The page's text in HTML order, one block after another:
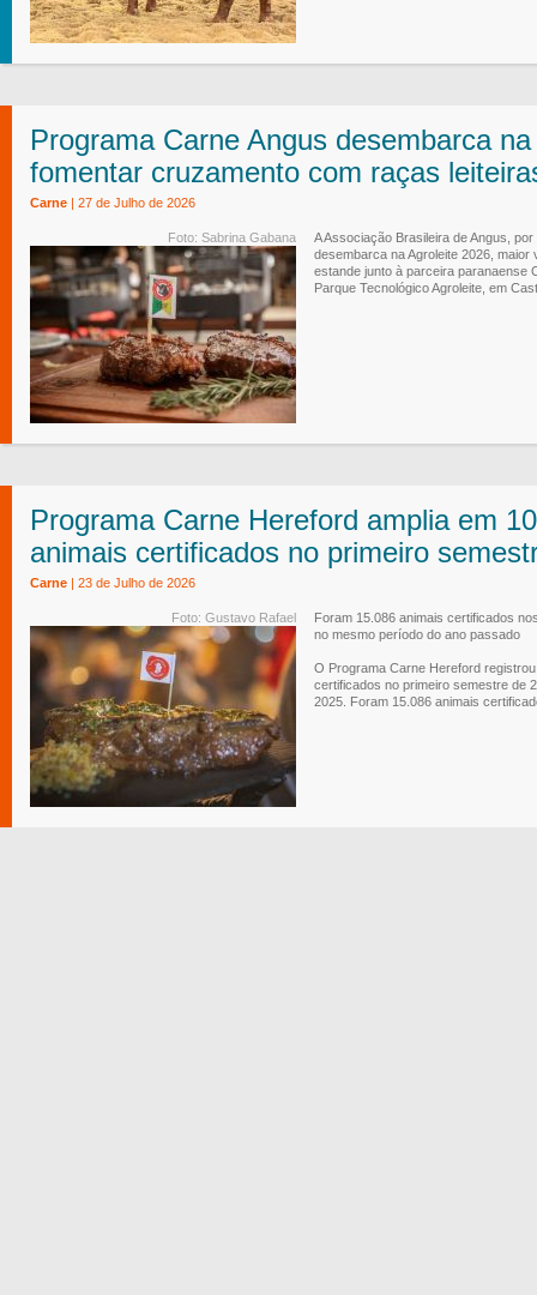
Programa Carne Angus desembarca
fomentar cruzamento com raças
Carne | 27 de Julho de 2026
Foto: Sabrina Gabana
A Associação Brasileira de Angus,
desembarca na Agroleite 2026, maior
estande junto à parceira paranaense
Parque Tecnológico Agroleite, em
Programa Carne Hereford amplia em
animais certificados no primeiro
Carne | 23 de Julho de 2026
Foto: Gustavo Rafael
Foram 15.086 animais certificados
no mesmo período do ano passado
O Programa Carne Hereford
certificados no primeiro semestre de
2025. Foram 15.086 animais